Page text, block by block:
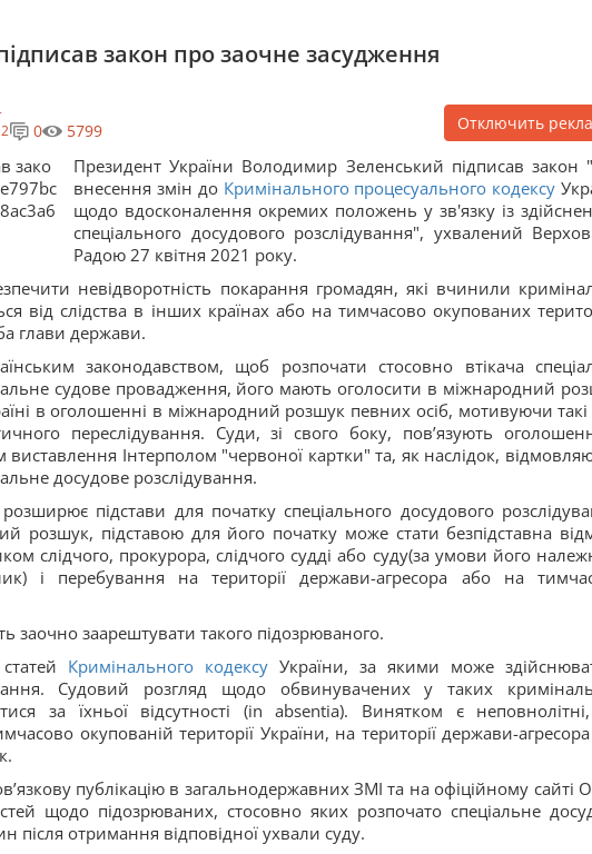
закон про заочне засудження
2 0 5799 Отключить
Президент України Володимир Зеленський підписав закон
внесення змін до Кримінального процесуального кодексу
щодо вдосконалення окремих положень у зв'язку із
спеціального досудового розслідування", ухвалений
Радою 27 квітня 2021 року.
невідворотність покарання громадян, які вчинили
від слідства в інших країнах або на тимчасово окупованих
глави держави.
законодавством, щоб розпочати стосовно втікача
судове провадження, його мають оголосити в міжнародний
в оголошенні в міжнародний розшук певних осіб, мотивуючи такі
переслідування. Суди, зі свого боку, пов’язують
Інтерполом "червоної картки" та, як наслідок,
досудове розслідування.
підстави для початку спеціального досудового
розшук, підставою для його початку може стати безпідставна
слідчого, прокурора, слідчого судді або суду(за умови його
і перебування на території держави-агресора або на
заочно заарештувати такого підозрюваного.
Кримінального кодексу України, за якими може
Судовий розгляд щодо обвинувачених у таких
за їхньої відсутності (in absentia). Винятком є
окупованій території України, на території держави-
публікацію в загальнодержавних ЗМІ та на офіційному сайті
щодо підозрюваних, стосовно яких розпочато спеціальне
після отримання відповідної ухвали суду.